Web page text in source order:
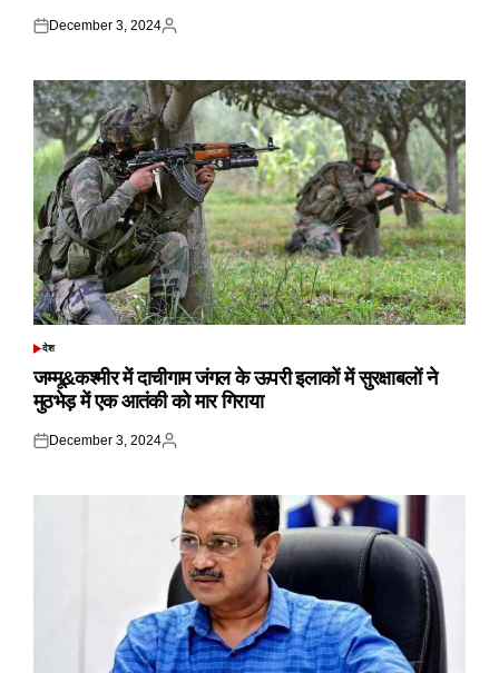
Posted
December 3, 2024
Posted
POSTED
देश
जम्मू&कश्मीर में दाचीगाम जंगल के ऊपरी इलाकों में सुरक्षाबलों ने
मुठभेड़ में एक आतंकी को मार गिराया
Posted
December 3, 2024
Posted